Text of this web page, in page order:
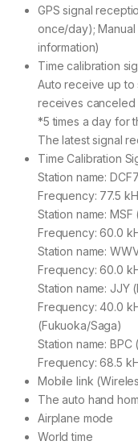
GPS signal
once/day);
information)
Time calibration
Auto receive up to
receives canceled
*5 times a day for
The latest signal
Time Calibration
Station name:
Frequency: 77.5
Station name:
Frequency: 60.0
Station name:
Frequency: 60.0
Station name: JJY
Frequency: 40.0
(Fukuoka/Saga)
Station name:
Frequency: 68.5
Mobile link
The auto hand
Airplane mode
World time